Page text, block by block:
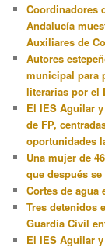
Coordinadores
Andalucía
Auxiliares de
Autores
municipal para
literarias por el
El IES Aguilar
de FP,
oportunidades
Una mujer de
que después
Cortes de agua
Tres detenidos
Guardia Civil
El IES Aguilar